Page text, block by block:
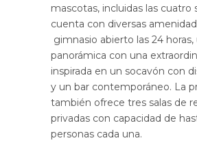
mascotas, incluidas las cuatro
cuenta con diversas
gimnasio abierto las 24 horas,
panorámica con una
inspirada en un socavón con
y un bar contemporáneo. La
también ofrece tres salas de
privadas con capacidad de
personas cada una.